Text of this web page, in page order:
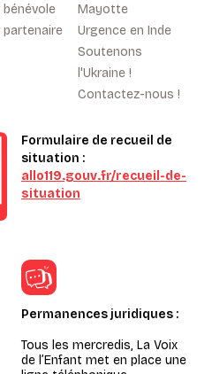
bénévole
partenaire
Mayotte
Urgence en Inde
Soutenons
l'Ukraine !
Contactez-nous !
Formulaire de recueil de
situation :
allo119.gouv.fr/recueil-de-
situation
Permanences juridiques :
Tous les mercredis, La Voix
de l’Enfant met en place une